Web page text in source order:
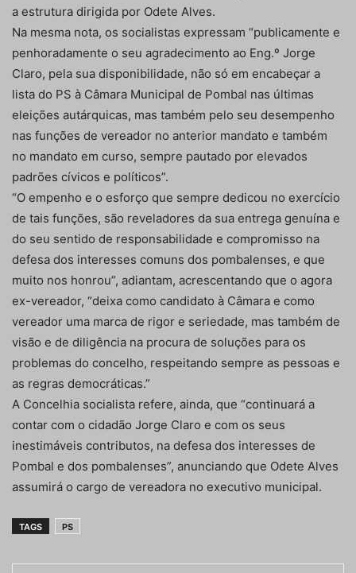
a estrutura dirigida por Odete Alves.
Na mesma nota, os socialistas expressam “publicamente e
penhoradamente o seu agradecimento ao Eng.º Jorge
Claro, pela sua disponibilidade, não só em encabeçar a
lista do PS à Câmara Municipal de Pombal nas últimas
eleições autárquicas, mas também pelo seu desempenho
nas funções de vereador no anterior mandato e também
no mandato em curso, sempre pautado por elevados
padrões cívicos e políticos”.
“O empenho e o esforço que sempre dedicou no exercício
de tais funções, são reveladores da sua entrega genuína e
do seu sentido de responsabilidade e compromisso na
defesa dos interesses comuns dos pombalenses, e que
muito nos honrou”, adiantam, acrescentando que o agora
ex-vereador, “deixa como candidato à Câmara e como
vereador uma marca de rigor e seriedade, mas também de
visão e de diligência na procura de soluções para os
problemas do concelho, respeitando sempre as pessoas e
as regras democráticas.”
A Concelhia socialista refere, ainda, que “continuará a
contar com o cidadão Jorge Claro e com os seus
inestimáveis contributos, na defesa dos interesses de
Pombal e dos pombalenses”, anunciando que Odete Alves
assumirá o cargo de vereadora no executivo municipal.
TAGS PS